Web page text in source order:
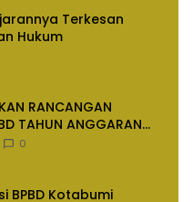
Terkesan
Hukum
RANCANGAN
TAHUN ANGGARAN
0
BPBD Kotabumi